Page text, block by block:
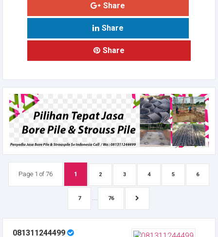
Share
Share
Share
Page 1 of 76 1 2 3 4 5 6
7 ... 76
081311244499